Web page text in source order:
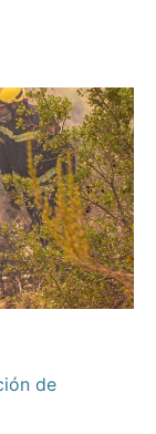
de